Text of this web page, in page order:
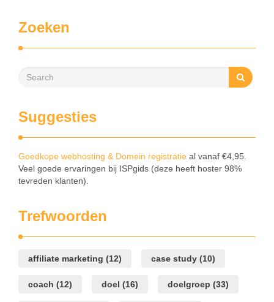
Zoeken
Suggesties
Goedkope webhosting & Domein registratie al vanaf €4,95.
Veel goede ervaringen bij ISPgids (deze heeft hoster 98%
tevreden klanten).
Trefwoorden
affiliate marketing (12) case study (10)
coach (12) doel (16) doelgroep (33)